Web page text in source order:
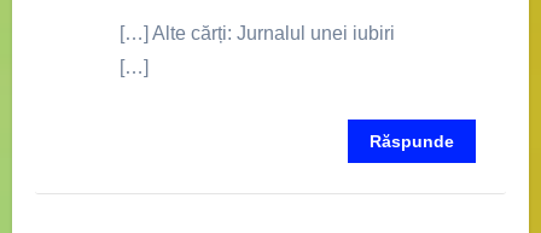
[…] Alte cărți: Jurnalul unei iubiri
[…]
Răspunde